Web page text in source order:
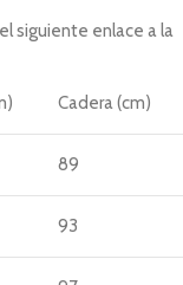
siguiente enlace a la
Cadera (cm)
89
93